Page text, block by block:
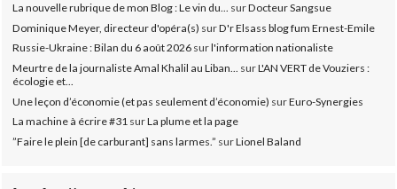
La nouvelle rubrique de mon Blog : Le vin du... surDocteur Sangsue
Dominique Meyer, directeur d'opéra(s) surD'r Elsass blog fum Ernest-Emile
Russie-Ukraine : Bilan du 6 août 2026 surl'information nationaliste
Meurtre de la journaliste Amal Khalil au Liban... surL'AN VERT de Vouziers :
écologie et...
Une leçon d’économie (et pas seulement d’économie) surEuro-Synergies
La machine à écrire #31 surLa plume et la page
”Faire le plein [de carburant] sans larmes.” surLionel Baland